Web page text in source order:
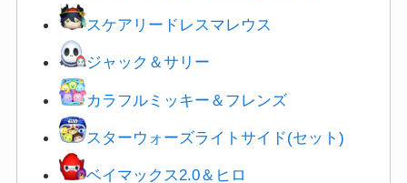
ジャック＆サリー
カラフルミッキー＆フレンズ
スターウォーズライトサイド(セット)
ベイマックス2.0＆ヒロ
アラジン＆ジーニー